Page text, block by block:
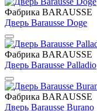
Фабрика BARAUSSE
Дверь Barausse Doge
Фабрика BARAUSSE
Дверь Barausse Palladio
Фабрика BARAUSSE
Дверь Barausse Burano